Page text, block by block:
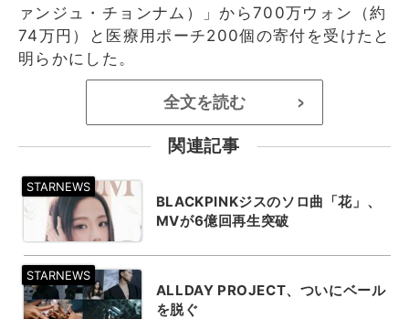
ァンジュ・チョンナム）」から700万ウォン（約
74万円）と医療用ポーチ200個の寄付を受けたと
明らかにした。
全文を読む >
関連記事
BLACKPINKジスのソロ曲「花」、
MVが6億回再生突破
ALLDAY PROJECT、ついにベール
を脱ぐ